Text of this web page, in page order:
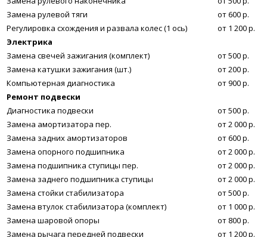
Замена рулевой тяги
от 600 р.
Регулировка схождения и развала колес (1 ось)
от 1 200 р.
Электрика
Замена свечей зажигания (комплект)
от 500 р.
Замена катушки зажигания (шт.)
от 200 р.
Компьютерная диагностика
от 900 р.
Ремонт подвески
Диагностика подвески
от 500 р.
Замена амортизатора пер.
от 2 000 р.
Замена задних амортизаторов
от 600 р.
Замена опорного подшипника
от 2 000 р.
Замена подшипника ступицы пер.
от 2 000 р.
Замена заднего подшипника ступицы
от 2 000 р.
Замена стойки стабилизатора
от 500 р.
Замена втулок стабилизатора (комплект)
от 1 000 р.
Замена шаровой опоры
от 800 р.
Замена рычага передней подвески
от 1 200 р.